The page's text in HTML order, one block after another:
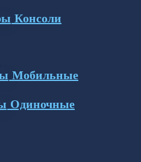
Консоли
Мобильные
Одиночные